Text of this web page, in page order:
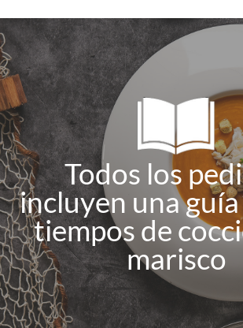
Todos los
incluyen una
tiempos de
marisco